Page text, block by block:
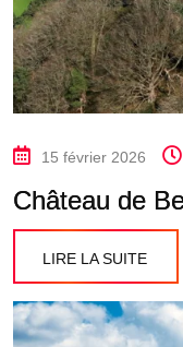
15 février 2026
Château de
LIRE LA SUITE